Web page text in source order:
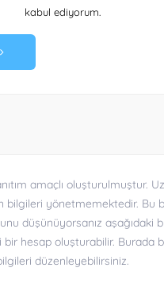
kabul ediyorum.
amaçlı oluşturulmuştur.
bilgileri yönetmemektedir. Bu
düşünüyorsanız aşağıdaki
bir hesap oluşturabilir. Burada
düzenleyebilirsiniz.